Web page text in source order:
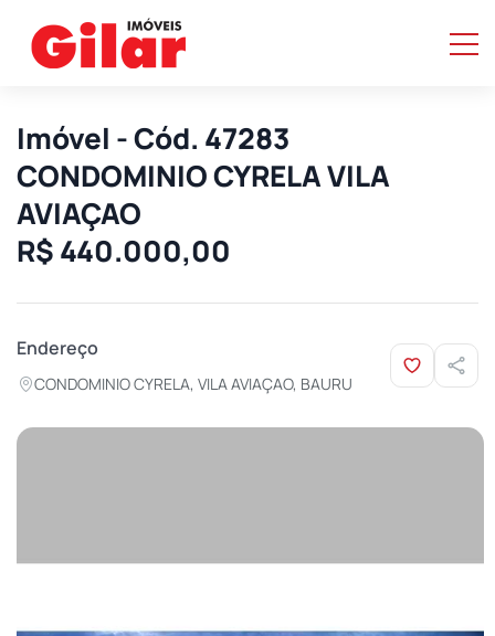
Imóvel - Cód. 47283
CONDOMINIO CYRELA VILA
AVIAÇAO
R$ 440.000,00
Endereço
CONDOMINIO CYRELA, VILA AVIAÇAO, BAURU